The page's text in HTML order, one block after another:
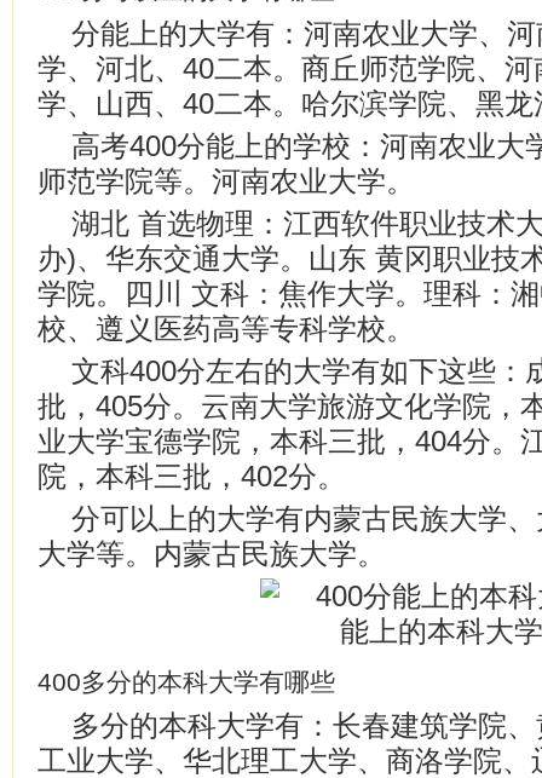
分能上的大学有：河南农业大学、
学、河北、40二本。商丘师范学院、
学、山西、40二本。哈尔滨学院、黑
高考400分能上的学校：河南农业大
师范学院等。河南农业大学。
湖北 首选物理：江西软件职业技术
办)、华东交通大学。山东 黄冈职业技
学院。四川 文科：焦作大学。理科：
校、遵义医药高等专科学校。
文科400分左右的大学有如下这些：
批，405分。云南大学旅游文化学院，
业大学宝德学院，本科三批，404分。
院，本科三批，402分。
分可以上的大学有内蒙古民族大学
大学等。内蒙古民族大学。
400多分的本科大学有哪些
多分的本科大学有：长春建筑学院
工业大学、华北理工大学、商洛学院